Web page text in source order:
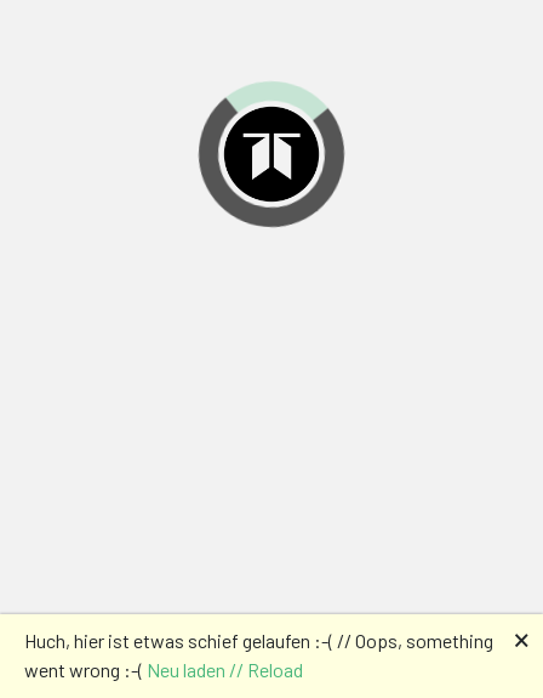
Huch, hier ist etwas schief gelaufen :-( // Oops, something
went wrong :-( Neu laden // Reload
🗙